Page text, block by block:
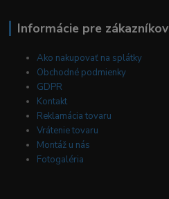
Informácie pre zákazníkov
Ako nakupovať na splátky
Obchodné podmienky
GDPR
Kontakt
Reklamácia tovaru
Vrátenie tovaru
Montáž u nás
Fotogaléria